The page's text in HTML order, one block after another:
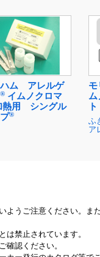
ハム アレルゲ
® イムノクロマ
熱用 シングル
®
モ
ム
ふ
ア
うご注意ください。ま
禁止されています。
確認ください。